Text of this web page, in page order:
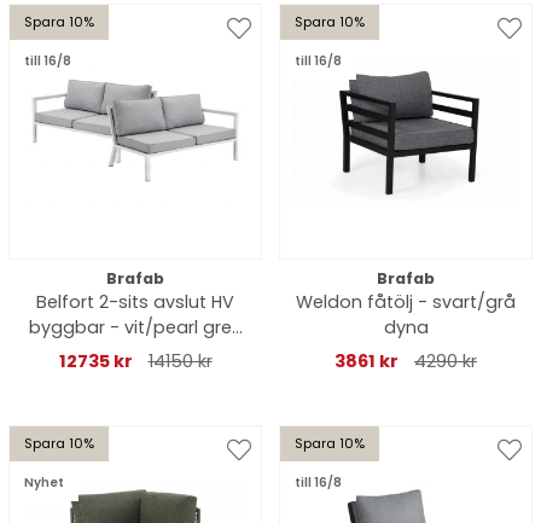
Spara 10%
till 16/8
Brafab
Belfort 2-sits avslut HV
byggbar - vit/pearl grey
dyna
12735 kr 14150 kr
Spara 10%
till 16/8
Brafab
Weldon fåtölj - svart/grå
dyna
3861 kr
4290 kr
Spara 10%
Nyhet
Spara 10%
till 16/8